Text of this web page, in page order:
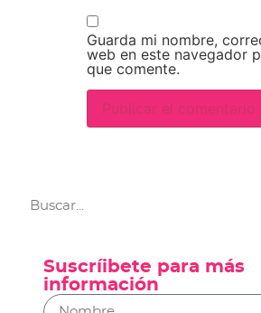
Guarda mi nombre,
web en este navegador
que comente.
Suscríibete para más
información